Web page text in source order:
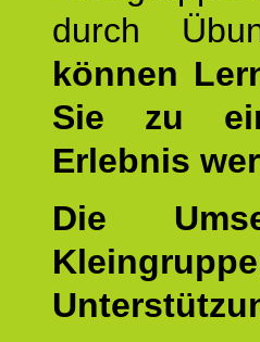
durch
können
Sie zu
Erlebnis
Die